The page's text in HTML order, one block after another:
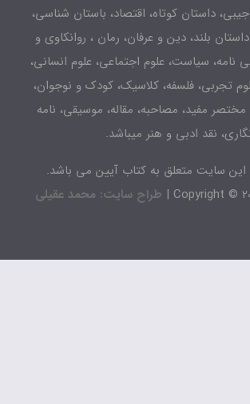
کوتاه، اقتصاد، باستان شناسی،
دین و عرفان، رمان ، روانکاوی و
علوم اجتماعی، علوم انسانی،
فلسفه، کلاسیک، کودک و نوجوان،
مصاحبه، مقاله، موسیقی، نامه
ادبی و هنر میباشد.
متعلق به کتاب آیین می باشد.
طراح سایت: محمد عقیلی